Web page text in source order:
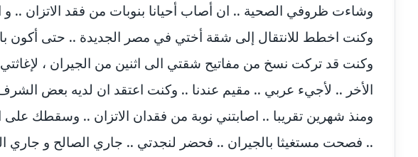
عاملة
مدونة اسيمة اسامه عاملة
مدونة أشرف القط
مدونة اشرف الكرم عاملة
وشاءت ظروفي الصحية .. ان أصاب أحيانا بنوبات من فقد الاتزان
وكنت اخطط للانتقال إلى شقة أختي في مصر الجديدة .. حتى أكون
وكنت قد تركت نسخ من مفاتيح شقتي الى اثنين من الجيران ،
الأخر .. لأجيء عربي .. مقيم عندنا .. وكنت اعتقد ان لديه بعض
ومنذ شهرين تقريبا .. اصابتني نوبة من فقدان الاتزان .. وسقطك
.. فصحت مستغيثا بالجيران .. فحضر لنجدتي .. جاري الصالح و جاري